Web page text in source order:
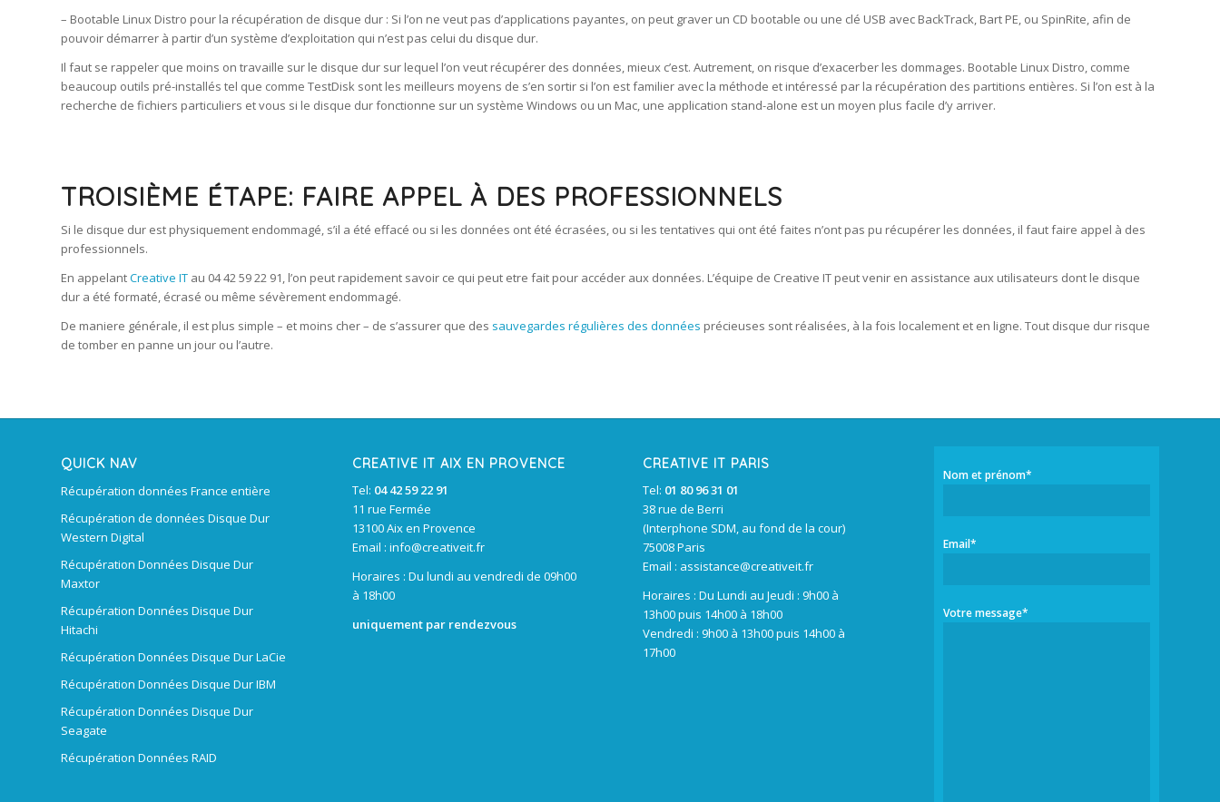
– Bootable Linux Distro pour la récupération de disque dur : Si l’on ne veut pas d’applications payantes, on peut graver un CD bootable ou une clé USB avec BackTrack, Bart PE, ou SpinRite, afin de
pouvoir démarrer à partir d’un système d’exploitation qui n’est pas celui du disque dur.
Il faut se rappeler que moins on travaille sur le disque dur sur lequel l’on veut récupérer des données, mieux c’est. Autrement, on risque d’exacerber les dommages. Bootable Linux Distro, comme
beaucoup outils pré-installés tel que comme TestDisk sont les meilleurs moyens de s’en sortir si l’on est familier avec la méthode et intéressé par la récupération des partitions entières. Si l’on est à la
recherche de fichiers particuliers et vous si le disque dur fonctionne sur un système Windows ou un Mac, une application stand-alone est un moyen plus facile d’y arriver.
TROISIÈME ÉTAPE: FAIRE APPEL À DES PROFESSIONNELS
Si le disque dur est physiquement endommagé, s’il a été effacé ou si les données ont été écrasées, ou si les tentatives qui ont été faites n’ont pas pu récupérer les données, il faut faire appel à des
professionnels.
En appelantCreative IT au 04 42 59 22 91, l’on peut rapidement savoir ce qui peut etre fait pour accéder aux données. L’équipe de Creative IT peut venir en assistance aux utilisateurs dont le disque
dur a été formaté, écrasé ou même sévèrement endommagé.
De maniere générale, il est plus simple – et moins cher – de s’assurer que des sauvegardes régulières des données précieuses sont réalisées, à la fois localement et en ligne. Tout disque dur risque
de tomber en panne un jour ou l’autre.
QUICK NAV
Récupération données France entière
Récupération de données Disque Dur
Western Digital
Récupération Données Disque Dur
Maxtor
Récupération Données Disque Dur
Hitachi
Récupération Données Disque Dur LaCie
Récupération Données Disque Dur IBM
Récupération Données Disque Dur
Seagate
Récupération Données RAID
CREATIVE IT AIX EN PROVENCE
Tel: 04 42 59 22 91
11 rue Fermée
13100 Aix en Provence
Email : info@creativeit.fr
Horaires : Du lundi au vendredi de 09h00
à 18h00
uniquement par rendezvous
CREATIVE IT PARIS
Tel: 01 80 96 31 01
38 rue de Berri
(Interphone SDM, au fond de la cour)
75008 Paris
Email : assistance@creativeit.fr
Horaires : Du Lundi au Jeudi : 9h00 à
13h00 puis 14h00 à 18h00
Vendredi : 9h00 à 13h00 puis 14h00 à
17h00
Nom et prénom*
Email*
Votre message*